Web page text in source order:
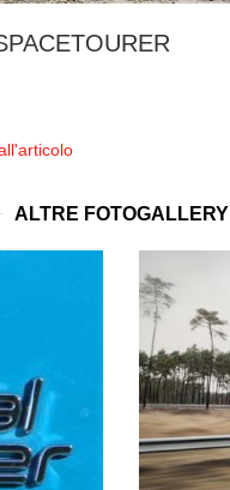
ALTRE FOTOGALLERY